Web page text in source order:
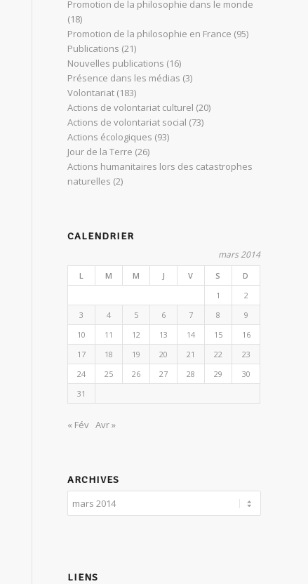
Promotion de la philosophie dans le monde
(18)
Promotion de la philosophie en France (95)
Publications (21)
Nouvelles publications (16)
Présence dans les médias (3)
Volontariat (183)
Actions de volontariat culturel (20)
Actions de volontariat social (73)
Actions écologiques (93)
Jour de la Terre (26)
Actions humanitaires lors des catastrophes
naturelles (2)
CALENDRIER
mars 2014
L M M J V S
D
1
2
3
4 5 6 7 8
9
10
11 12 13 14 15
16
17
18 19 20 21 22
23
24
25 26 27 28 29
30
31
« Fév Avr »
ARCHIVES
LIENS